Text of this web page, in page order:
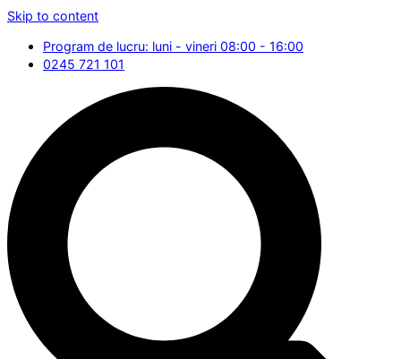
Skip to content
Program de lucru: luni - vineri 08:00 - 16:00
0245 721 101